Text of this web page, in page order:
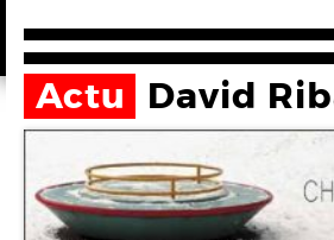
Actu David